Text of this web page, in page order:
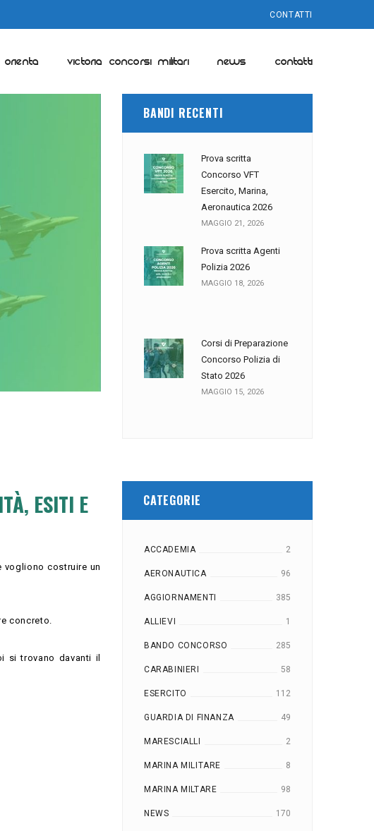
CONTATTI
ORIENTA VICTORIA CONCORSI MILITARI NEWS CONTATTI
ESITI E
vogliono costruire un
concreto.
si trovano davanti il
BANDI RECENTI
Prova scritta
Concorso VFT
Esercito, Marina,
Aeronautica 2026
MAGGIO 21, 2026
Prova scritta Agenti
Polizia 2026
MAGGIO 18, 2026
Corsi di Preparazione
Concorso Polizia di
Stato 2026
MAGGIO 15, 2026
CATEGORIE
ACCADEMIA 2
AERONAUTICA 96
AGGIORNAMENTI 385
ALLIEVI 1
BANDO CONCORSO 285
CARABINIERI 58
ESERCITO 112
GUARDIA DI FINANZA 49
MARESCIALLI 2
MARINA MILITARE 8
MARINA MILTARE 98
NEWS 170